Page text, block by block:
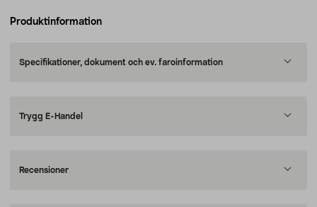
Produktinformation
Specifikationer, dokument och ev. faroinformation
Trygg E-Handel
Recensioner